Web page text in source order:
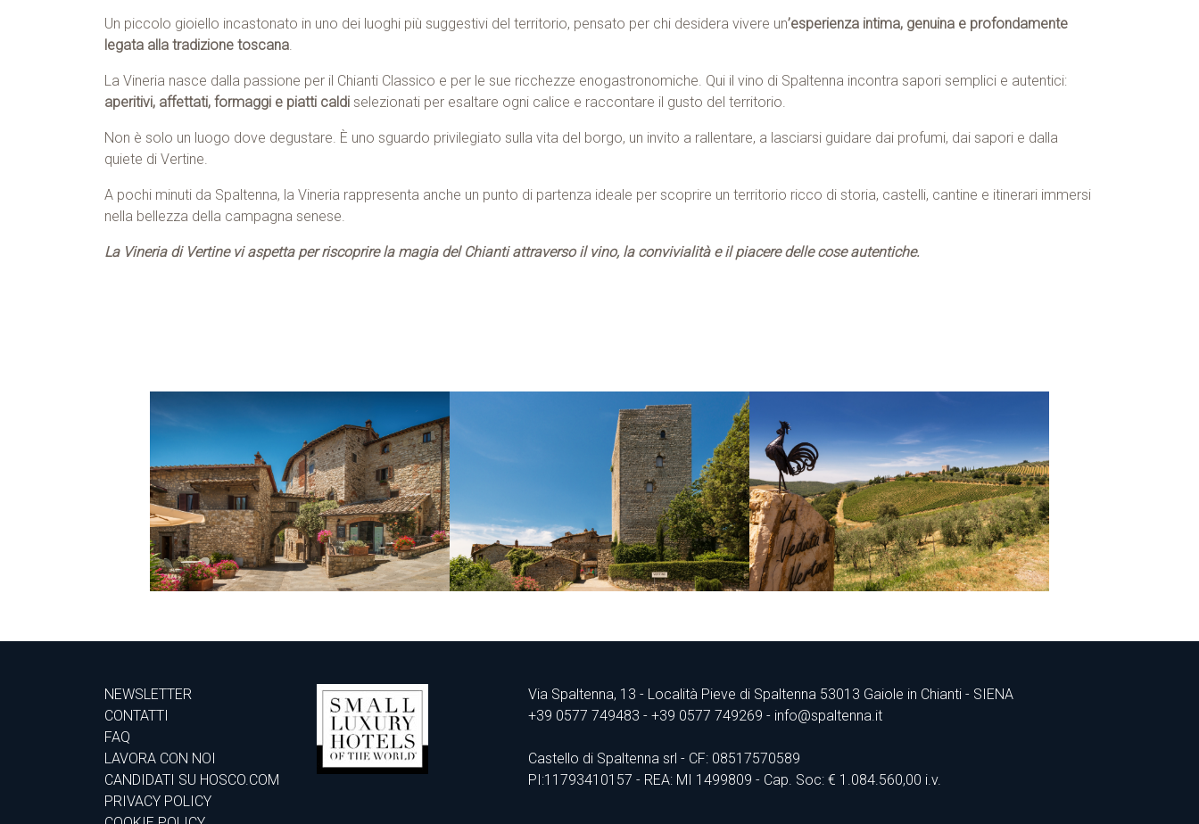
Un piccolo gioiello incastonato in uno dei luoghi più suggestivi del territorio, pensato per chi desidera vivere un’esperienza intima, genuina e profondamente
legata alla tradizione toscana
La Vineria nasce dalla passione per il Chianti Classico e per le sue ricchezze enogastronomiche. Qui il vino di Spaltenna incontra sapori semplici e autentici:
aperitivi, affettati, formaggi e piatti caldi selezionati per esaltare ogni calice e raccontare il gusto del territorio.
Non è solo un luogo dove degustare. È uno sguardo privilegiato sulla vita del borgo, un invito a rallentare, a lasciarsi guidare dai profumi, dai sapori e dalla
quiete di Vertine.
A pochi minuti da Spaltenna, la Vineria rappresenta anche un punto di partenza ideale per scoprire un territorio ricco di storia, castelli, cantine e itinerari immersi
nella bellezza della campagna senese.
La Vineria di Vertine vi aspetta per riscoprire la magia del Chianti attraverso il vino, la convivialità e il piacere delle cose autentiche.
NEWSLETTER
CONTATTI
FAQ
LAVORA CON NOI
CANDIDATI SU HOSCO.COM
PRIVACY POLICY
Via Spaltenna, 13 - Località Pieve di Spaltenna 53013 Gaiole in Chianti - SIENA
+39 0577 749483 - +39 0577 749269 - info@spaltenna.it
Castello di Spaltenna srl - CF: 08517570589
PI:11793410157 - REA: MI 1499809 - Cap. Soc: € 1.084.560,00 i.v.